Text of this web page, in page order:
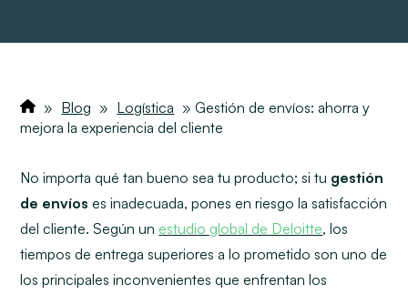
» Blog » Logística »Gestión de envíos: ahorra y
mejora la experiencia del cliente
No importa qué tan bueno sea tu producto; si tu gestión
de envíos es inadecuada, pones en riesgo la satisfacción
del cliente. Según un estudio global de Deloitte, los
tiempos de entrega superiores a lo prometido son uno de
los principales inconvenientes que enfrentan los